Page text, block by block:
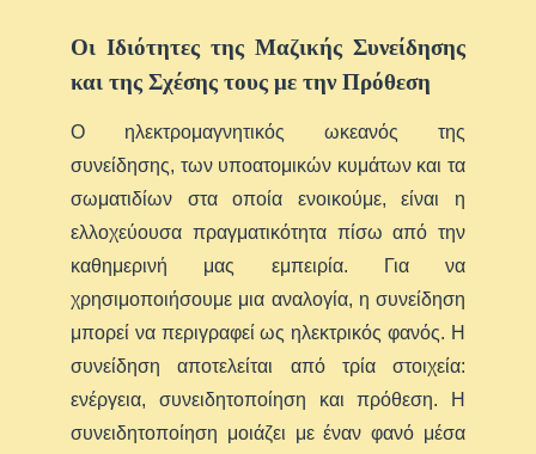
Οι Ιδιότητες της Μαζικής Συνείδησης
και της Σχέσης τους με την Πρόθεση
Ο ηλεκτρομαγνητικός ωκεανός της
συνείδησης, των υποατομικών κυμάτων και τα
σωματιδίων στα οποία ενοικούμε, είναι η
ελλοχεύουσα πραγματικότητα πίσω από την
καθημερινή μας εμπειρία. Για να
χρησιμοποιήσουμε μια αναλογία, η συνείδηση
μπορεί να περιγραφεί ως ηλεκτρικός φανός. Η
συνείδηση αποτελείται από τρία στοιχεία:
ενέργεια, συνειδητοποίηση και πρόθεση. Η
συνειδητοποίηση μοιάζει με έναν φανό μέσα